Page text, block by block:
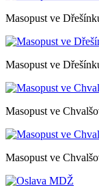
Masopust ve
Masopust ve
Masopust ve
Masopust ve